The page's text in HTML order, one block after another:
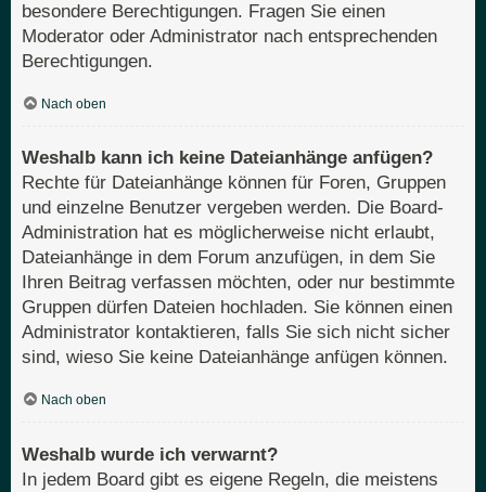
besondere Berechtigungen. Fragen Sie einen
Moderator oder Administrator nach entsprechenden
Berechtigungen.
Nach oben
Weshalb kann ich keine Dateianhänge anfügen?
Rechte für Dateianhänge können für Foren, Gruppen
und einzelne Benutzer vergeben werden. Die Board-
Administration hat es möglicherweise nicht erlaubt,
Dateianhänge in dem Forum anzufügen, in dem Sie
Ihren Beitrag verfassen möchten, oder nur bestimmte
Gruppen dürfen Dateien hochladen. Sie können einen
Administrator kontaktieren, falls Sie sich nicht sicher
sind, wieso Sie keine Dateianhänge anfügen können.
Nach oben
Weshalb wurde ich verwarnt?
In jedem Board gibt es eigene Regeln, die meistens